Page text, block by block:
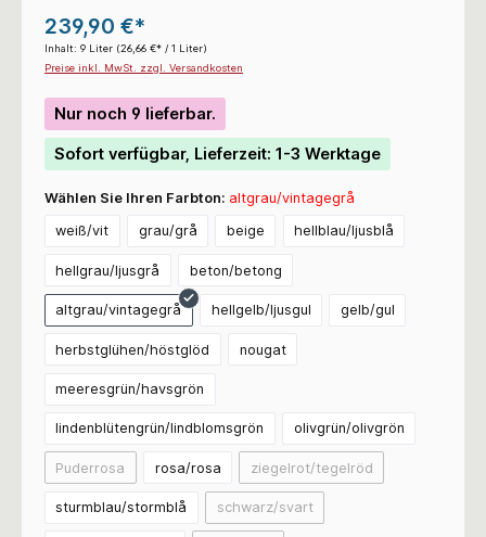
239,90 €*
Inhalt: 9 Liter (26,66 €* / 1 Liter)
Preise inkl. MwSt. zzgl. Versandkosten
Nur noch 9 lieferbar.
Sofort verfügbar, Lieferzeit: 1-3 Werktage
Wählen Sie Ihren Farbton: altgrau/vintagegrå
weiß/vit grau/grå beige hellblau/ljusblå
hellgrau/ljusgrå beton/betong
altgrau/vintagegrå hellgelb/ljusgul gelb/gul
herbstglühen/höstglöd nougat
meeresgrün/havsgrön
lindenblütengrün/lindblomsgrön olivgrün/olivgrön
Puderrosa rosa/rosa ziegelrot/tegelröd
sturmblau/stormblå schwarz/svart